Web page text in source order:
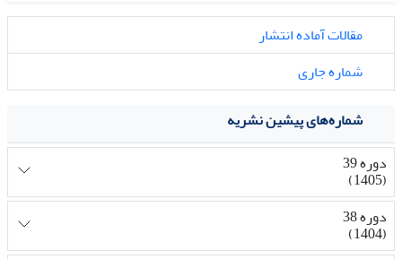
مقالات آماده انتشار
شماره جاری
شماره‌های پیشین نشریه
دوره 39
(1405)
دوره 38
(1404)